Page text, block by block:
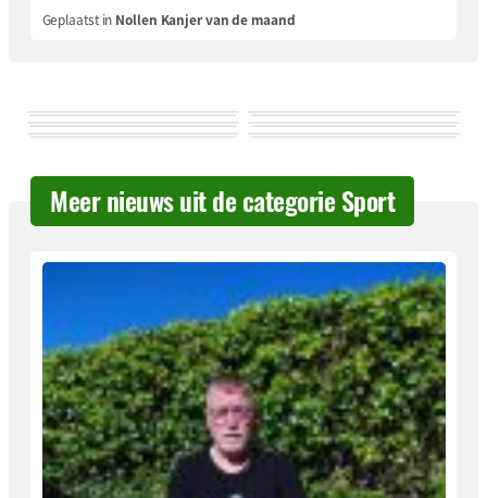
Geplaatst in Nollen Kanjer van de maand
Meer nieuws uit de categorie Sport